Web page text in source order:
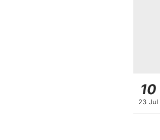
10
23 Jul